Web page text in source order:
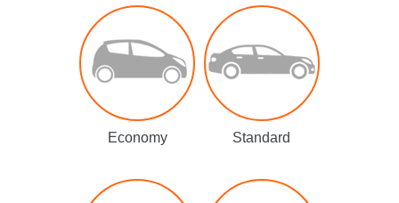
Economy Standard